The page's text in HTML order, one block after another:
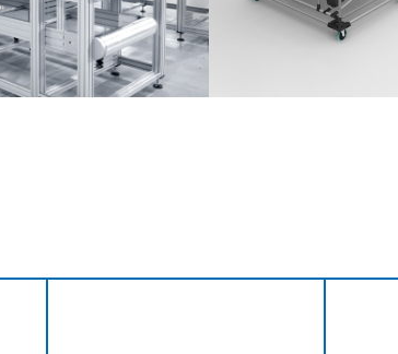
Anmelden